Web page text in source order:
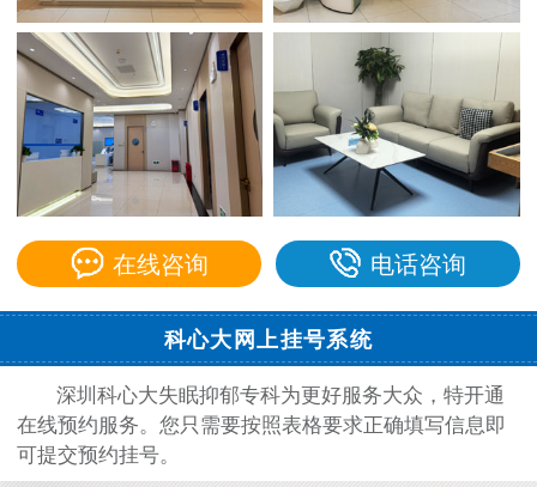
在线咨询 电话咨询
科心大网上挂号系统
深圳科心大失眠抑郁专科为更好服务大众，特开通
在线预约服务。您只需要按照表格要求正确填写信息即
可提交预约挂号。